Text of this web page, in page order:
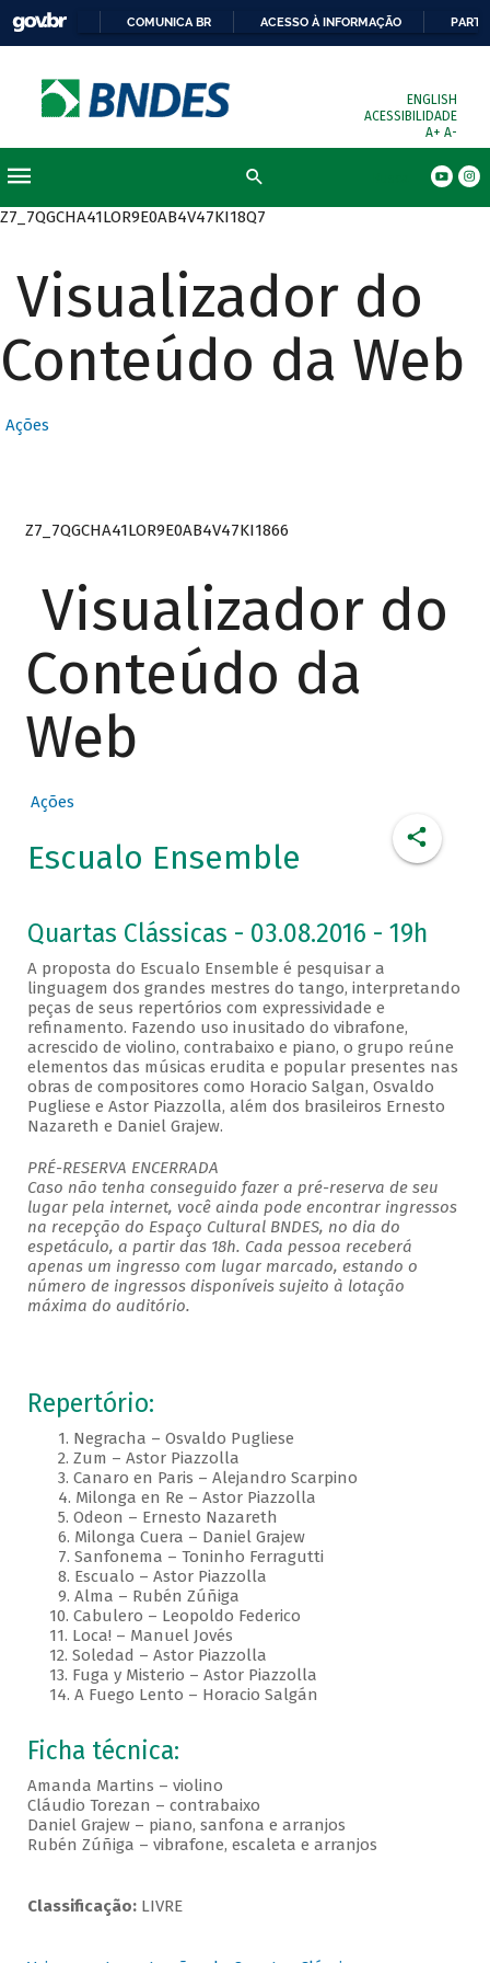
COMUNICA BR ACESSO À INFORMAÇÃO
ENGLISH
ACESSIBILIDADE
A+ A-
Z7_7QGCHA41LOR9E0AB4V47KI18Q7
Visualizador do
Conteúdo da Web
Ações
Z7_7QGCHA41LOR9E0AB4V47KI1866
Visualizador do
Conteúdo da
Web
Ações
Escualo Ensemble
Quartas Clássicas - 03.08.2016 - 19h
A proposta do Escualo Ensemble é pesquisar a
linguagem dos grandes mestres do tango, interpretando
peças de seus repertórios com expressividade e
refinamento. Fazendo uso inusitado do vibrafone,
acrescido de violino, contrabaixo e piano, o grupo reúne
elementos das músicas erudita e popular presentes nas
obras de compositores como Horacio Salgan, Osvaldo
Pugliese e Astor Piazzolla, além dos brasileiros Ernesto
Nazareth e Daniel Grajew.
PRÉ-RESERVA ENCERRADA
Caso não tenha conseguido fazer a pré-reserva de seu
lugar pela internet, você ainda pode encontrar ingressos
na recepção do Espaço Cultural BNDES, no dia do
espetáculo, a partir das 18h. Cada pessoa receberá
apenas um ingresso com lugar marcado, estando o
número de ingressos disponíveis sujeito à lotação
máxima do auditório.
Repertório:
1. Negracha – Osvaldo Pugliese
2. Zum – Astor Piazzolla
3. Canaro en Paris – Alejandro Scarpino
4. Milonga en Re – Astor Piazzolla
5. Odeon – Ernesto Nazareth
6. Milonga Cuera – Daniel Grajew
7. Sanfonema – Toninho Ferragutti
8. Escualo – Astor Piazzolla
9. Alma – Rubén Zúñiga
10. Cabulero – Leopoldo Federico
11. Loca! – Manuel Jovés
12. Soledad – Astor Piazzolla
13. Fuga y Misterio – Astor Piazzolla
14. A Fuego Lento – Horacio Salgán
Ficha técnica:
Amanda Martins – violino
Cláudio Torezan – contrabaixo
Daniel Grajew – piano, sanfona e arranjos
Rubén Zúñiga – vibrafone, escaleta e arranjos
Classificação:LIVRE